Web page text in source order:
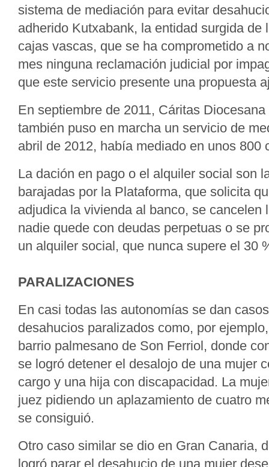
sistema de mediación para evitar
adherido Kutxabank, la entidad surgida de
cajas vascas, que se ha comprometido a
mes ninguna reclamación judicial por
que este servicio presente una propuesta
En septiembre de 2011, Cáritas
también puso en marcha un servicio de
abril de 2012, había mediado en unos 800
La dación en pago o el alquiler social son
barajadas por la Plataforma, que solicita
adjudica la vivienda al banco, se cancelen
nadie quede con deudas perpetuas o se
un alquiler social, que nunca supere el 30
PARALIZACIONES
En casi todas las autonomías se dan
desahucios paralizados como, por
barrio palmesano de Son Ferriol, donde
se logró detener el desalojo de una mujer
cargo y una hija con discapacidad. La
juez pidiendo un aplazamiento de cuatro
se consiguió.
Otro caso similar se dio en Gran Canaria,
logró parar el desahucio de una mujer